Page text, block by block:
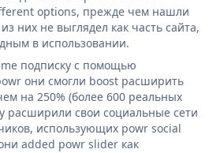
options, прежде чем нашли
них не выглядел как часть сайта,
в использовании.
подписку с помощью
они смогли boost расширить
на 250% (более 600 реальных
расширили свои социальные сети
использующих powr social
added powr slider как